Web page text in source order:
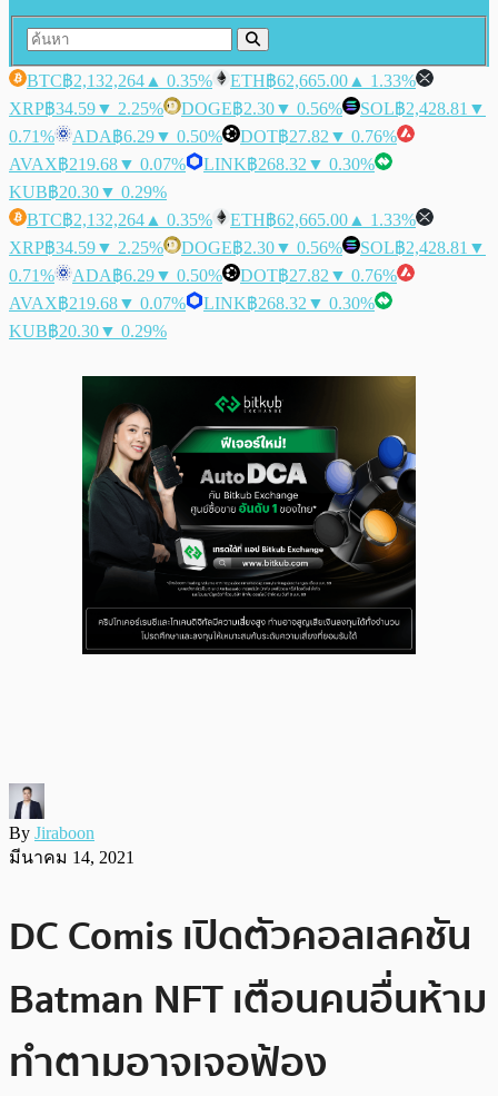
BTC฿2,132,264 ▲ 0.35% ETH฿62,665.00 ▲ 1.33%
XRP฿34.59▼ 2.25% DOGE฿2.30▼ 0.56% SOL฿2,428.81 ▼
0.71%
ADA฿6.29▼ 0.50% DOT฿27.82 ▼ 0.76%
AVAX฿219.68▼ 0.07% LINK฿268.32 ▼ 0.30%
KUB฿20.30▼ 0.29%
BTC฿2,132,264 ▲ 0.35% ETH฿62,665.00 ▲ 1.33%
XRP฿34.59▼ 2.25% DOGE฿2.30▼ 0.56% SOL฿2,428.81 ▼
0.71%
ADA฿6.29▼ 0.50% DOT฿27.82 ▼ 0.76%
AVAX฿219.68▼ 0.07% LINK฿268.32 ▼ 0.30%
KUB฿20.30▼ 0.29%
By Jiraboon
มีนาคม 14, 2021
DC Comis เปิดตัวคอลเลคชัน
Batman NFT เตือนคนอื่นห้าม
ทำตามอาจเจอฟ้อง